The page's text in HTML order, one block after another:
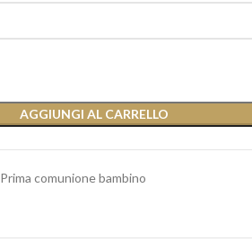
AGGIUNGI AL CARRELLO
Prima comunione bambino